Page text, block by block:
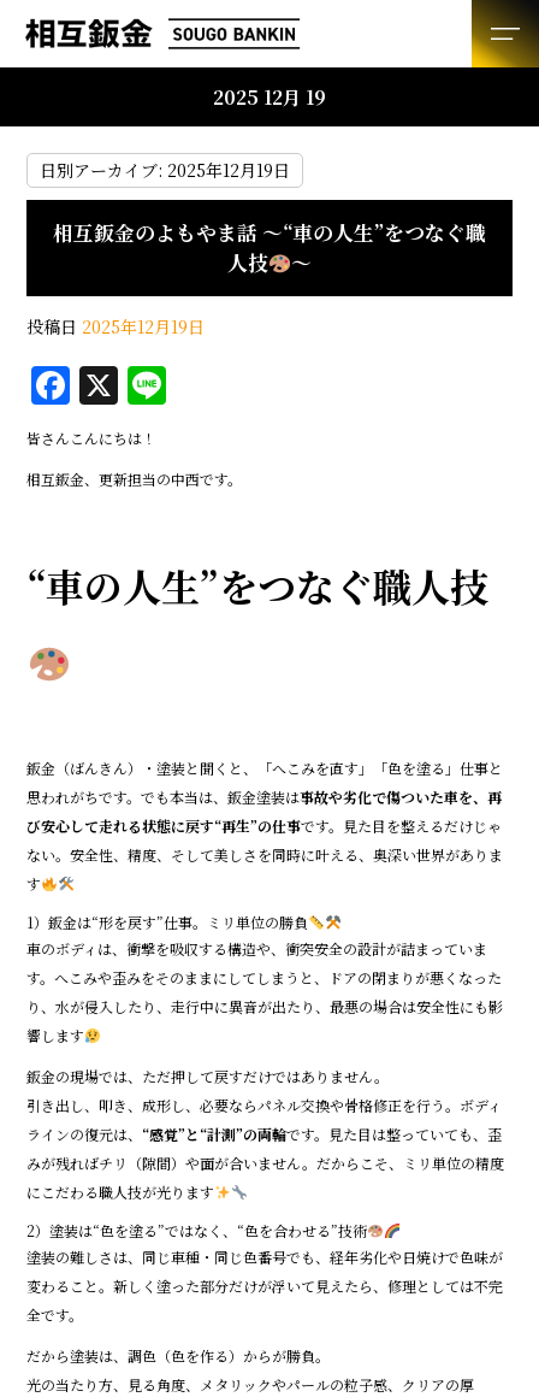
2025 12月 19
日別アーカイブ: 2025年12月19日
相互鈑金のよもやま話 ～“車の人生”をつなぐ職
人技
～
投稿日 2025年12月19日
F
a
c
e
o
o
X
e
皆さんこんにちは！
相互鈑金、更新担当の中西です。
“車の人生”をつなぐ職人技
鈑金（ばんきん）・塗装と聞くと、「へこみを直す」「色を塗る」仕事と
思われがちです。でも本当は、鈑金塗装は事故や劣化で傷ついた車を、再
び安心して走れる状態に戻す“再生”の仕事です。見た目を整えるだけじゃ
ない。安全性、精度、そして美しさを同時に叶える、奥深い世界がありま
す
1）鈑金は“形を戻す”仕事。ミリ単位の勝負
車のボディは、衝撃を吸収する構造や、衝突安全の設計が詰まっていま
す。へこみや歪みをそのままにしてしまうと、ドアの閉まりが悪くなった
り、水が侵入したり、走行中に異音が出たり、最悪の場合は安全性にも影
響します
鈑金の現場では、ただ押して戻すだけではありません。
引き出し、叩き、成形し、必要ならパネル交換や骨格修正を行う。ボディ
ラインの復元は、 “感覚”と“計測”の両輪です。見た目は整っていても、歪
みが残ればチリ（隙間）や面が合いません。だからこそ、ミリ単位の精度
にこだわる職人技が光ります
2）塗装は“色を塗る”ではなく、“色を合わせる”技術
塗装の難しさは、同じ車種・同じ色番号でも、経年劣化や日焼けで色味が
変わること。新しく塗った部分だけが浮いて見えたら、修理としては不完
全です。
だから塗装は、調色（色を作る）からが勝負。
光の当たり方、見る角度、メタリックやパールの粒子感、クリアの厚